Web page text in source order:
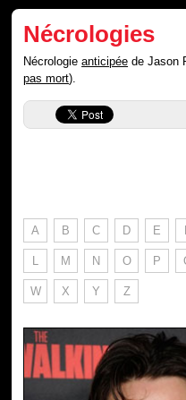
Nécrologies
Nécrologieanticipée de Jason
pas mort).
A B C D E
L M N O P
W X Y Z